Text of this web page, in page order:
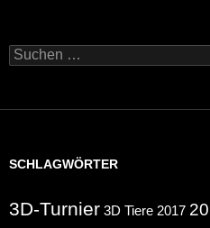
Suchen
nach:
SCHLAGWÖRTER
3D-Turnier 3D Tiere 2017